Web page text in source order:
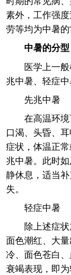
素外，工作强
劳等均为中暑的
中暑的分型
医学上一
兆中暑、轻症中
先兆中暑
在高温环
口渴、头昏、
症状，体温正
兆中暑。此时
静休息，适当
失。
轻症中暑
除上述症
面色潮红、大
冷、面色苍白
衰竭表现，即